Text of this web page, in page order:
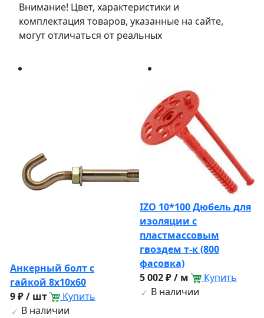
Внимание! Цвет, характеристики и
комплектация товаров, указанные на сайте,
могут отличаться от реальных
Анкерный болт с
гайкой 8х10х60
9 ₽ / шт
Купить
В наличии
IZO 10*100 Дюбель для
изоляции с
пластмассовым
гвоздем т-к (800
фасовка)
5 002 ₽ / м
Купить
В наличии